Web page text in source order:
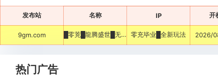
发布站 名称 IP 开
9gm.com █零茺█龍腾盛世█无限刀 零充毕业█全新玩法 2026/
热门广告